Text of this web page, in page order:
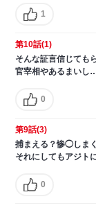
1
第10話(1)
そんな証言信じても
官宰相やあるまいし
0
第9話(3)
捕まえる？惨◯しま
それにしてもアジト
0